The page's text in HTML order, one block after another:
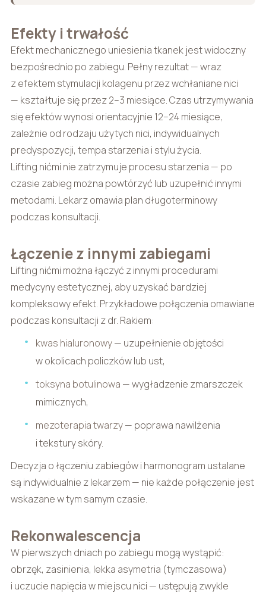
Efekty i trwałość
Efekt mechanicznego uniesienia tkanek jest widoczny
bezpośrednio po zabiegu. Pełny rezultat — wraz
z efektem stymulacji kolagenu przez wchłaniane nici
— kształtuje się przez 2–3 miesiące. Czas utrzymywania
się efektów wynosi orientacyjnie 12–24 miesiące,
zależnie od rodzaju użytych nici, indywidualnych
predyspozycji, tempa starzenia i stylu życia.
Lifting nićmi nie zatrzymuje procesu starzenia — po
czasie zabieg można powtórzyć lub uzupełnić innymi
metodami. Lekarz omawia plan długoterminowy
podczas konsultacji.
Łączenie z innymi zabiegami
Lifting nićmi można łączyć z innymi procedurami
medycyny estetycznej, aby uzyskać bardziej
kompleksowy efekt. Przykładowe połączenia omawiane
podczas konsultacji z dr. Rakiem:
kwas hialuronowy— uzupełnienie objętości
w okolicach policzków lub ust,
toksyna botulinowa — wygładzenie zmarszczek
mimicznych,
mezoterapia twarzy— poprawa nawilżenia
i tekstury skóry.
Decyzja o łączeniu zabiegów i harmonogram ustalane
są indywidualnie z lekarzem — nie każde połączenie jest
wskazane w tym samym czasie.
Rekonwalescencja
W pierwszych dniach po zabiegu mogą wystąpić:
obrzęk, zasinienia, lekka asymetria (tymczasowa)
i uczucie napięcia w miejscu nici — ustępują zwykle